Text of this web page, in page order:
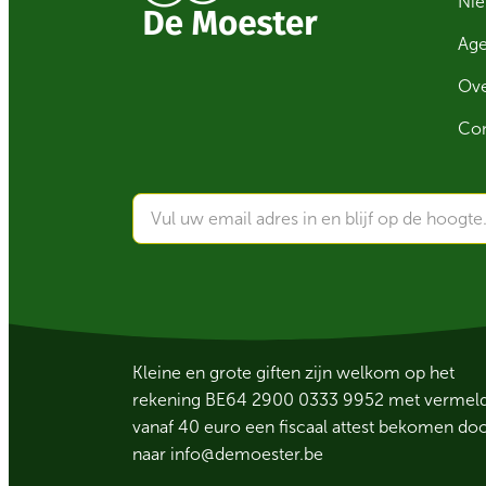
Kleine en grote giften zijn welkom op het
rekening BE64 2900 0333 9952 met
vanaf 40 euro een fiscaal attest bekomen
naar info@demoester.be